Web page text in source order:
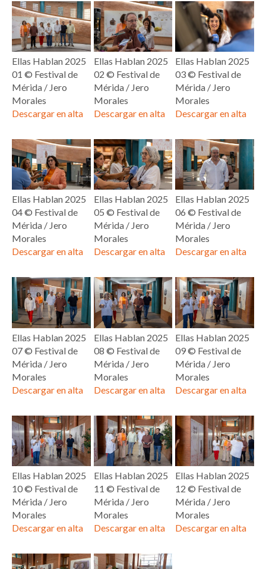
Ellas Hablan 2025
01 © Festival de
Mérida / Jero
Morales
Descargar en alta
Ellas Hablan 2025
02 © Festival de
Mérida / Jero
Morales
Descargar en alta
Ellas Hablan 2025
03 © Festival de
Mérida / Jero
Morales
Descargar en alta
Ellas Hablan 2025
04 © Festival de
Mérida / Jero
Morales
Descargar en alta
Ellas Hablan 2025
05 © Festival de
Mérida / Jero
Morales
Descargar en alta
Ellas Hablan 2025
06 © Festival de
Mérida / Jero
Morales
Descargar en alta
Ellas Hablan 2025
07 © Festival de
Mérida / Jero
Morales
Descargar en alta
Ellas Hablan 2025
08 © Festival de
Mérida / Jero
Morales
Descargar en alta
Ellas Hablan 2025
09 © Festival de
Mérida / Jero
Morales
Descargar en alta
Ellas Hablan 2025
10 © Festival de
Mérida / Jero
Morales
Descargar en alta
Ellas Hablan 2025
11 © Festival de
Mérida / Jero
Morales
Descargar en alta
Ellas Hablan 2025
12 © Festival de
Mérida / Jero
Morales
Descargar en alta